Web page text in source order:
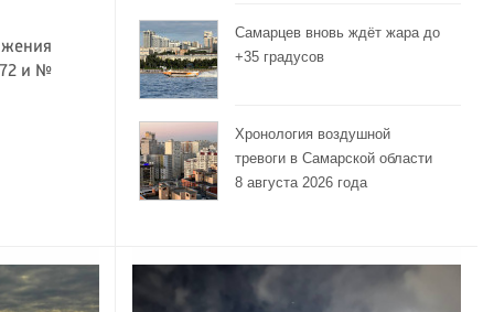
и №
Самарцев вновь ждёт жара до
+35 градусов
Хронология воздушной
тревоги в Самарской области
8 августа 2026 года